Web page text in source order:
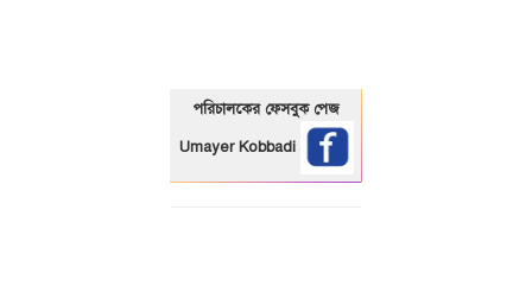
পরিচালকের ফেসবুক পেজ
Umayer Kobbadi